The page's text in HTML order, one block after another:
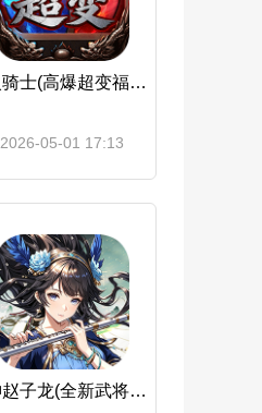
烈火骑士(高爆超变福利版)
2026-05-01 17:13
天神赵子龙(全新武将0.1折送代金)